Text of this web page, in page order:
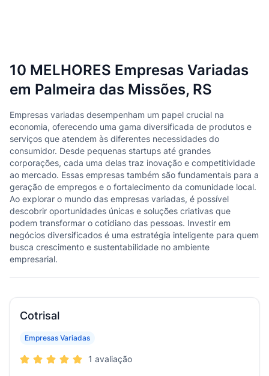
10 MELHORES Empresas Variadas
em Palmeira das Missões, RS
Empresas variadas desempenham um papel crucial na
economia, oferecendo uma gama diversificada de produtos e
serviços que atendem às diferentes necessidades do
consumidor. Desde pequenas startups até grandes
corporações, cada uma delas traz inovação e competitividade
ao mercado. Essas empresas também são fundamentais para a
geração de empregos e o fortalecimento da comunidade local.
Ao explorar o mundo das empresas variadas, é possível
descobrir oportunidades únicas e soluções criativas que
podem transformar o cotidiano das pessoas. Investir em
negócios diversificados é uma estratégia inteligente para quem
busca crescimento e sustentabilidade no ambiente
empresarial.
Cotrisal
Empresas Variadas
1 avaliação